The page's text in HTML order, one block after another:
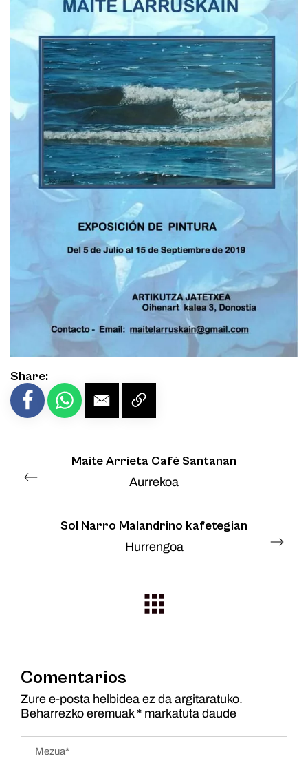
Share:
Maite Arrieta Café Santanan
Aurrekoa
Sol Narro Malandrino kafetegian
Hurrengoa
Comentarios
Zure e-posta helbidea ez da argitaratuko.
Beharrezko eremuak * markatuta daude